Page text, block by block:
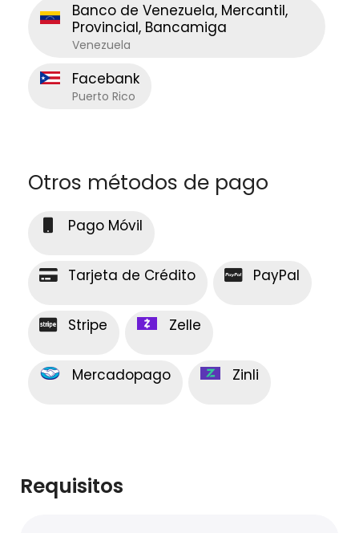
Banco de Venezuela, Mercantil,
Provincial, Bancamiga
Venezuela
Facebank
Puerto Rico
Otros métodos de pago
Pago Móvil
Tarjeta de Crédito PayPal
Stripe Zelle
Mercadopago Zinli
Requisitos